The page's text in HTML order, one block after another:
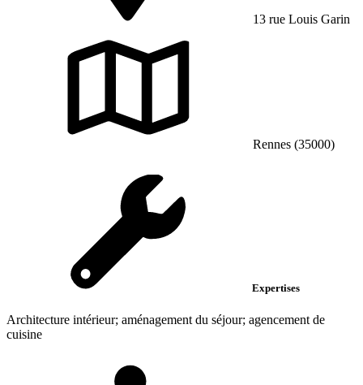
13 rue Louis Garin
Rennes (35000)
Expertises
Architecture intérieur; aménagement du séjour; agencement de
cuisine